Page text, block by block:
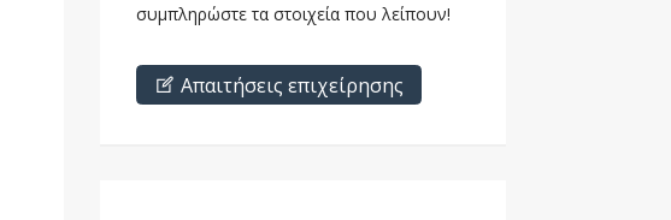
συμπληρώστε τα στοιχεία που λείπουν!
Απαιτήσεις επιχείρησης